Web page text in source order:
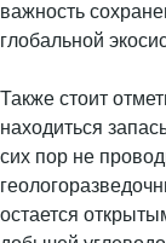
важность
глобальной
Также стоит
находиться
сих пор не
остается